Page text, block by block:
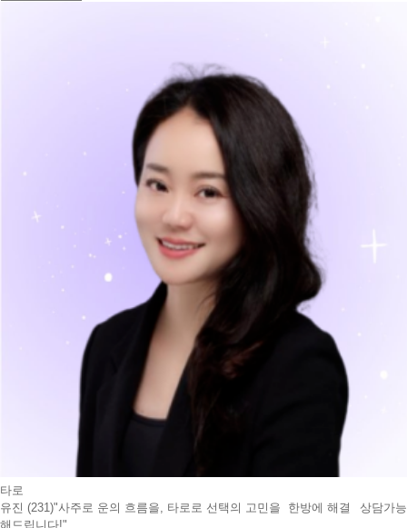
타로
유진 (231)
상담가능
"사주로 운의 흐름을, 타로로 선택의 고민을 한방에 해결
해드립니다!"